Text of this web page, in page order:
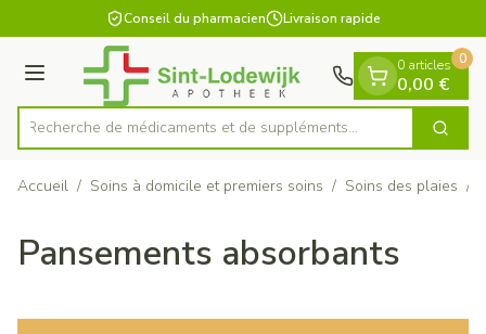
Aller au contenu
1 de 1Conseil du pharmacien Livraison rapide
Menu
Rechercher
Recherche de médicaments et de sup
0 articles
0,00 €
0
Accueil / Soins à domicile et premiers soins / Soins des plaies /
Pansements absorbants